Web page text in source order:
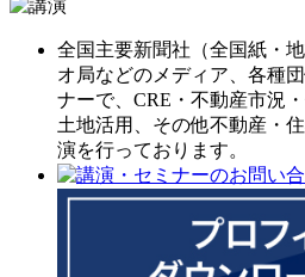
全国主要新聞社（全国紙・
オ局などのメディア、各種
ナーで、CRE・不動産市況
土地活用、その他不動産・
演を行っております。